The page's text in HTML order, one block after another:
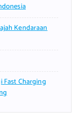
Kendaraan
Fast Charging